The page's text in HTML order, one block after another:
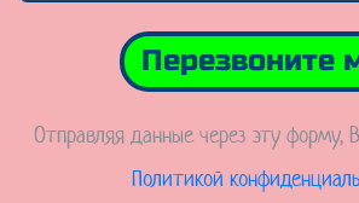
Перезвоните
Отправляя данные через эту форму,
Политикой